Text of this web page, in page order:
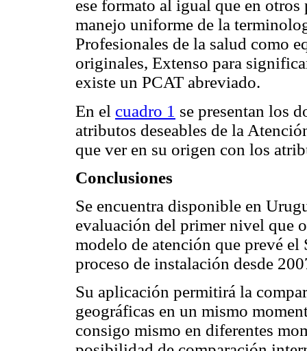
ese formato al igual que en
manejo uniforme de la
Profesionales de la salud como
originales, Extenso para
existe un PCAT abreviado.
En el cuadro 1 se presentan los
atributos deseables de la
que ver en su origen con los
Conclusiones
Se encuentra disponible en
evaluación del primer nivel que
modelo de atención que prevé
proceso de instalación desde
Su aplicación permitirá la
geográficas en un mismo
consigo mismo en diferentes